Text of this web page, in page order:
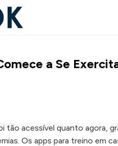
a Se
tão acessível quanto agora,
Os apps para treino em